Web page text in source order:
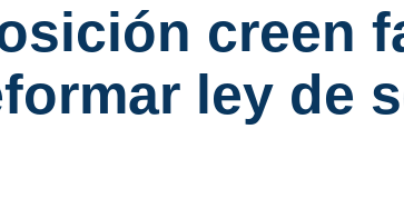
creen
ley de